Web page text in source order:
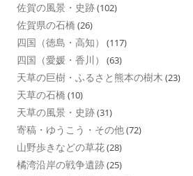
佐賀の風景・史跡(102)
佐賀県の石橋 (26)
四国（徳島・高知） (117)
四国（愛媛・香川） (63)
天草の巨樹・ふるさと熊本の樹木 (23)
天草の石橋 (10)
天草の風景・史跡(31)
寄稿・ゆうこう・その他(72)
山野歩きなどの草花(28)
橘湾沿岸の戦争遺跡(25)